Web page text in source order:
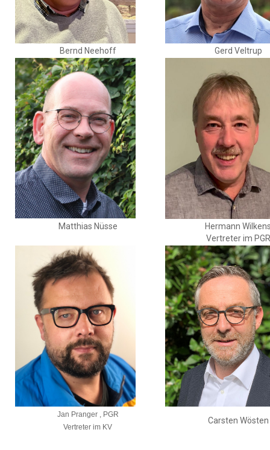
Bernd Neehoff Gerd Veltrup
Matthias Nüsse
Hermann
Vertreter im PGR
Jan Pranger , PGR
Vertreter im KV
Carsten Wösten